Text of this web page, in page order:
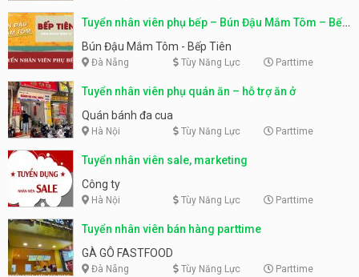
Tuyển nhân viên phụ bếp – Bún Đậu Mắm Tôm – Bếp
Tiên
Bún Đậu Mắm Tôm - Bếp Tiên
Đà Nẵng Tùy Năng Lực Parttime
Tuyển nhân viên phụ quán ăn – hỗ trợ ăn ở
Quán bánh đa cua
Hà Nội Tùy Năng Lực Parttime
Tuyển nhân viên sale, marketing
Công ty
Hà Nội Tùy Năng Lực Parttime
Tuyển nhân viên bán hàng parttime
GÀ GÔ FASTFOOD
Đà Nẵng Tùy Năng Lực Parttime